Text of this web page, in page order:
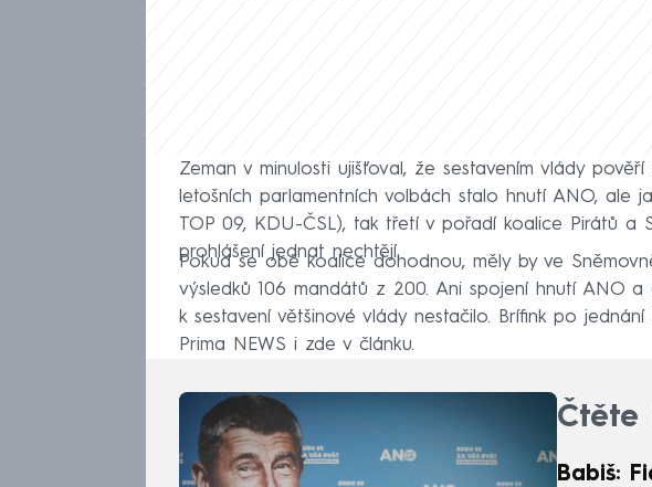
Zeman v minulosti ujišťoval, že sestavením vlády pověří
letošních parlamentních volbách stalo hnutí ANO, ale
TOP 09, KDU-ČSL), tak třetí v pořadí koalice Pirátů a
prohlášení jednat nechtějí.
Pokud se obě koalice dohodnou, měly by ve
výsledků 106 mandátů z 200. Ani spojení hnutí ANO
k sestavení většinové vlády nestačilo. Brífink po
Prima NEWS i zde v článku.
Čtěte
Babiš: